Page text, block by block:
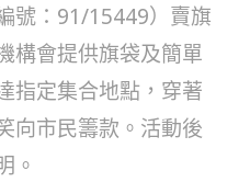
號：91/15449）賣旗
構會提供旗袋及簡單
指定集合地點，穿著
向市民籌款。活動後
。